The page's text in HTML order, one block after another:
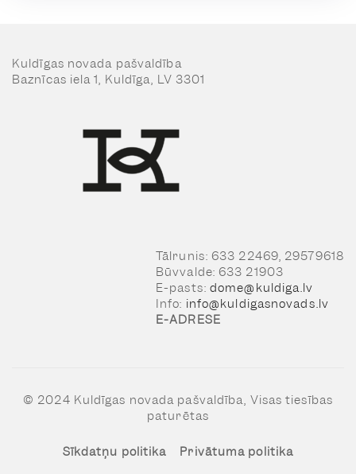
Kuldīgas novada pašvaldība
Baznīcas iela 1, Kuldīga, LV 3301
Tālrunis: 633 22469, 29579618
Būvvalde: 633 21903
E-pasts: dome@kuldiga.lv
Info: info@kuldigasnovads.lv
E-ADRESE
© 2024 Kuldīgas novada pašvaldība, Visas tiesības
paturētas
Sīkdatņu politika Privātuma politika